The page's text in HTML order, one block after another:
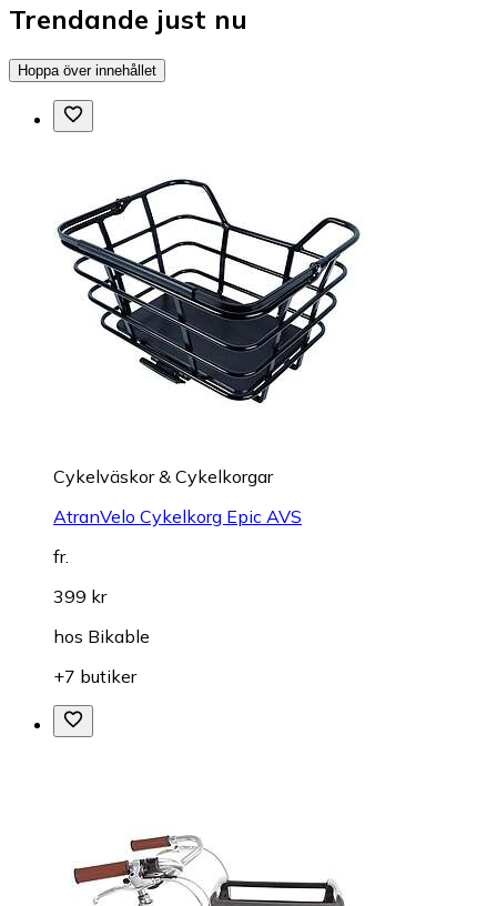
Trendande just nu
Hoppa över innehållet
Cykelväskor & Cykelkorgar
AtranVelo Cykelkorg Epic AVS
fr.
399 kr
hos Bikable
+7 butiker